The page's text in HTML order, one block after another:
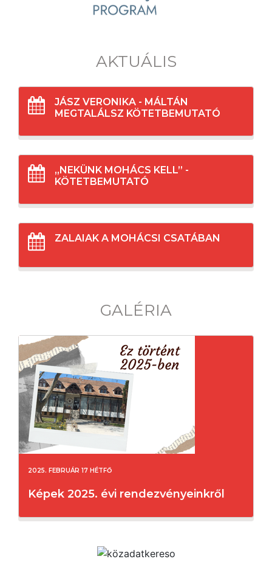
AKTUÁLIS
JÁSZ VERONIKA - MÁLTÁN
MEGTALÁLSZ KÖTETBEMUTATÓ
„NEKÜNK MOHÁCS KELL” -
KÖTETBEMUTATÓ
ZALAIAK A MOHÁCSI CSATÁBAN
GALÉRIA
2025. FEBRUÁR 17 HÉTFŐ
Képek 2025. évi rendezvényeinkről